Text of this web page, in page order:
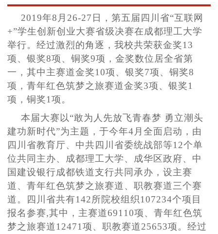
2019年8月26-27日，第五届四川省“互联网
+”学生创新创业大赛省级决赛在成都理工大学
举行。经过激烈的角逐，我校共荣获金奖13
项、银奖8项、铜奖9项，金奖数位居全省第
一，其中主赛道金奖10项、银奖7项、铜奖8
项，青年红色筑梦之旅赛道金奖3项、银奖1
项，铜奖1项。
本届大赛以“敢为人先放飞青春梦 勇立潮头
建功新时代”为主题，于今年4月全面启动，由
四川省教育厅、中共四川省委统战部等12个单
位共同主办、成都理工大学、成华区政府、中
国建设银行成都铁道支行共同承办，设主赛
道、青年红色筑梦之旅赛道、职教赛道三个赛
道。四川省共有142所院校组织107234个项目
报名参赛,其中，主赛道69110项、青年红色筑
梦之旅赛道12471项、职教赛道25653项。经过